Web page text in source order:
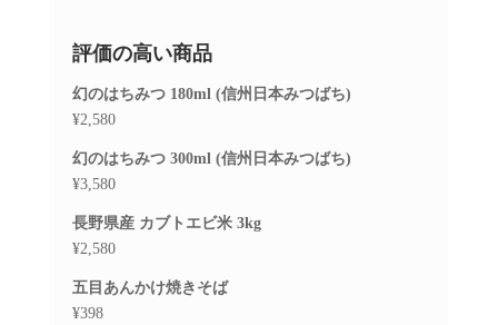
評価の高い商品
幻のはちみつ 180ml (信州日本みつばち)
¥2,580
幻のはちみつ 300ml (信州日本みつばち)
¥3,580
長野県産 カブトエビ米 3kg
¥2,580
五目あんかけ焼きそば
¥398